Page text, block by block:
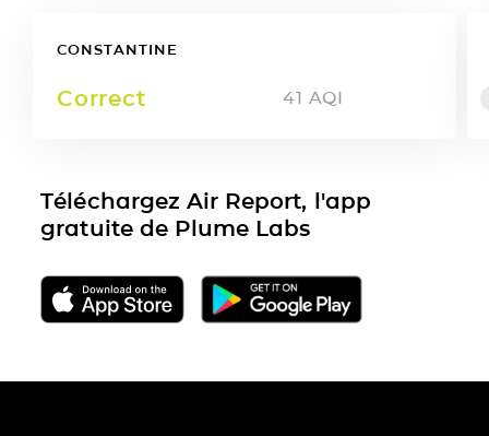
CONSTANTINE
Correct 41 AQI
Téléchargez Air Report, l'app
gratuite de Plume Labs